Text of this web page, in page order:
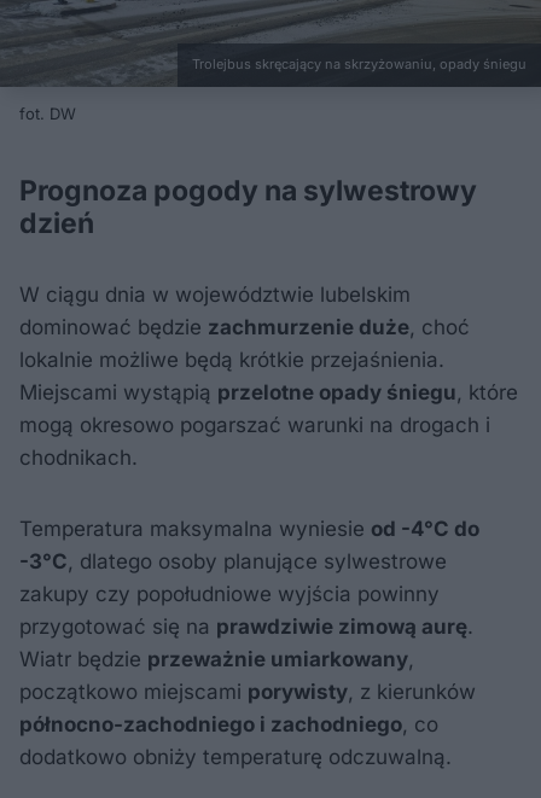
Trolejbus skręcający na skrzyżowaniu, opady śniegu
fot. DW
Prognoza pogody na sylwestrowy
dzień
W ciągu dnia w województwie lubelskim
dominować będzie zachmurzenie duże , choć
lokalnie możliwe będą krótkie przejaśnienia.
Miejscami wystąpią przelotne opady śniegu , które
mogą okresowo pogarszać warunki na drogach i
chodnikach.
Temperatura maksymalna wyniesie od -4°C do
-3°C , dlatego osoby planujące sylwestrowe
zakupy czy popołudniowe wyjścia powinny
przygotować się na prawdziwie zimową aurę.
Wiatr będzie przeważnie umiarkowany
początkowo miejscami porywisty , z kierunków
północno-zachodniego i zachodniego , co
dodatkowo obniży temperaturę odczuwalną.